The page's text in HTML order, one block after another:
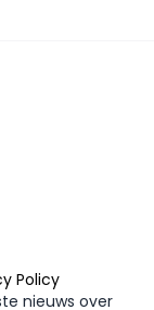
Policy
nieuws over